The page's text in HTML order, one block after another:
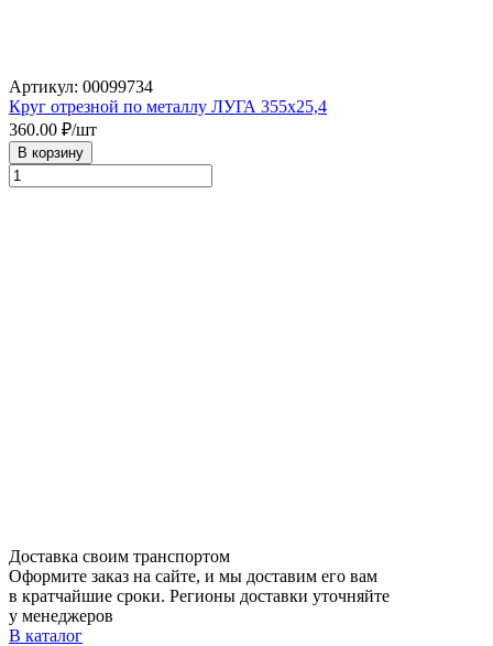
Артикул: 00099734
Круг отрезной по металлу ЛУГА 355х25,4
360.00 ₽/шт
В корзину
Доставка своим транспортом
Оформите заказ на сайте, и мы доставим его вам
в кратчайшие сроки. Регионы доставки уточняйте
у менеджеров
В каталог